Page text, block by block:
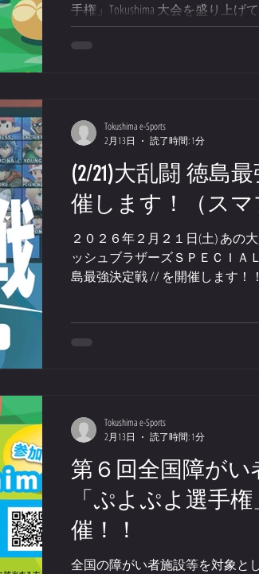
手権」Tokushima 大会を盛り上げ
定しました！ 司会実況には 📺
「杉原 朋樹（すぎちゃん）」
ぷよぷよプロプレイヤー 「Fron
公認プロ選手。15年以上のプレ
ロとして第一線で活躍中！ 得意
研究を続ける理論派プレイヤー
なく、実況解説やYouTubeでも活
点で熱戦をわかりやすく解説し
二人と共に熱くお送りしていき
をお楽しみに！ イベント名：
対抗「ぷよぷよ選手権」
(2/21)大乱闘 徳島
催します！（スマ
２０２６年２月２１日(土) あの
ッシュブラザーズＳＰＥＣＩＡ
島最強決定戦 // を開催します！
意しております （ホリパッド
ください。
Tokushima e-Sports
2月13日
読了時間: 1分
第６回全国障がい
「ぷよぷよ選手権
催！！
全国の障がい者施設等を対象と
Tokushima e-Sports
2月13日
読了時間: 1分